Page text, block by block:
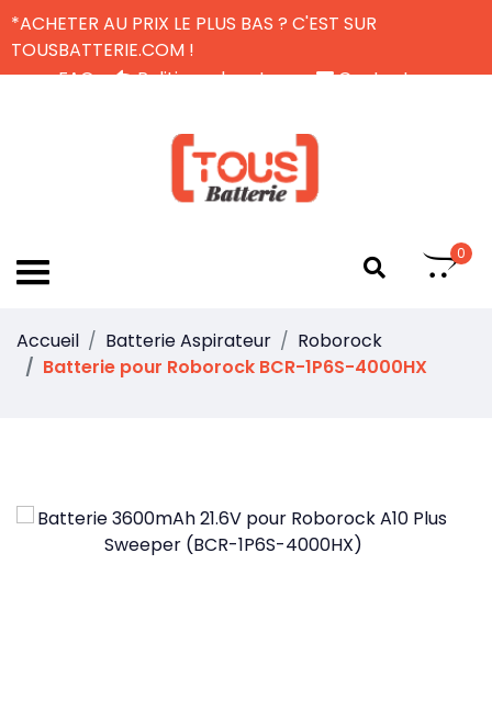
*ACHETER AU PRIX LE PLUS BAS ? C'EST SUR
TOUSBATTERIE.COM !
FAQ
Politique de retour
Contactez-nous
0
Accueil Batterie Aspirateur
Roborock
Batterie pour Roborock BCR-1P6S-4000HX